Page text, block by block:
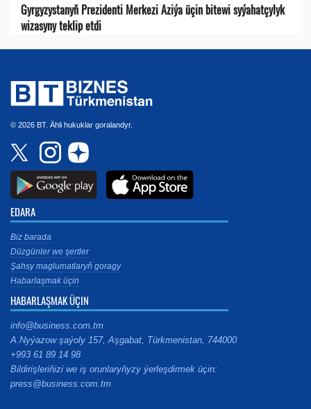
Gyrgyzystanyň Prezidenti Merkezi Aziýa üçin bitewi syýahatçylyk
wizasyny teklip etdi
© 2026 BT. Ähli hukuklar goralandyr.
EDARA
Biz barada
Düzgünler we şertler
Şahsy maglumatlaryň goragy
Habarlaşmak üçin
HABARLAŞMAK ÜÇIN
info@business.com.tm
A.Nyýazow şaýoly 157, Aşgabat, Türkmenistan, 744000
+993 61 89 14 98
Bildirişleriňizi we iş orunlaryňyzy ýerleşdirmek üçin:
press@business.com.tm